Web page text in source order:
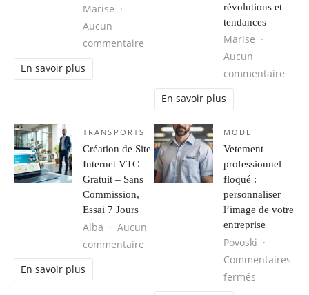
Marise
Aucun
commentaire sur Les tendances mode homme à
En savoir plus
révolutions et
tendances
Marise
Aucun
commentaire
En savoir plus
TRANSPORTS
Création de Site
Internet VTC
Gratuit – Sans
Commission,
Essai 7 Jours
Alba
Aucun
commentaire sur Création de Site Internet VTC
En savoir plus
MODE
Vetement
professionnel
floqué :
personnaliser
l’image de votre
entreprise
Povoski
Commentaires
fermés